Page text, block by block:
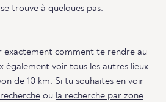
trouve à quelques pas.
exactement comment te rendre au
également voir tous les autres lieux
de 10 km. Si tu souhaites en voir
recherche ou la recherche par zone.